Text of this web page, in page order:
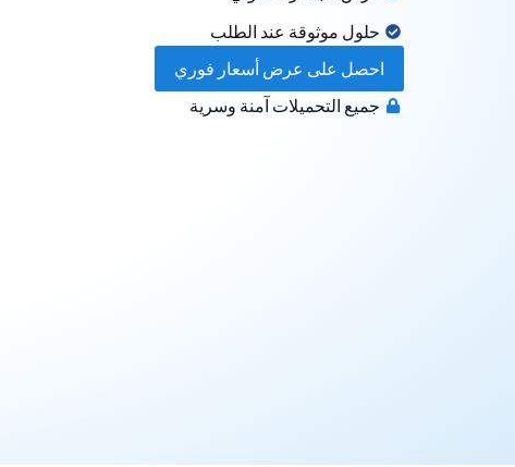
حلول موثوقة عند الطلب
احصل على عرض أسعار فوري
جميع التحميلات آمنة وسرية